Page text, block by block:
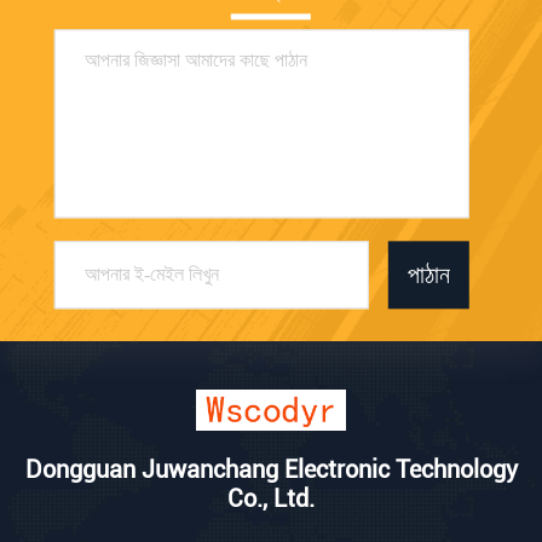
পাঠান
Dongguan Juwanchang Electronic Technology
Co., Ltd.